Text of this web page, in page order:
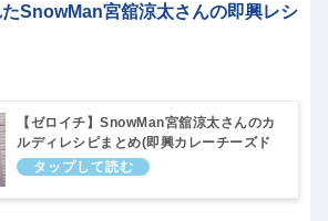
SnowMan宮舘涼太さんの即興レシ
【ゼロイチ】SnowMan宮舘涼太さんのカ
ルディレシピまとめ(即興カレーチーズド
リア・アクパッツァ・数の子マヨパスタな